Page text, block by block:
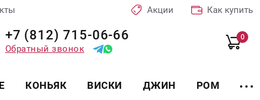
Акции Как купить
+7 (812) 715-06-66
Обратный звонок
0
КОНЬЯК ВИСКИ ДЖИН РОМ